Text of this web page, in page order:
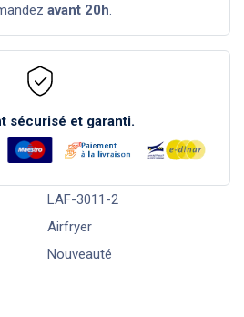
avant 20h.
sécurisé et garanti.
LAF-3011-2
Airfryer
Nouveauté